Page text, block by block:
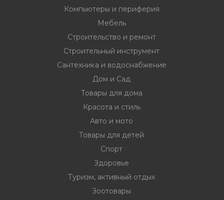
Компьютеры и периферия
Мебель
Строительство и ремонт
Строительный инструмент
Сантехника и водоснабжение
Дом и Сад
Товары для дома
Красота и стиль
Авто и мото
Товары для детей
Спорт
Здоровье
Туризм, активный отдых
Зоотовары